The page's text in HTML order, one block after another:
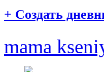
+ Создать
mama